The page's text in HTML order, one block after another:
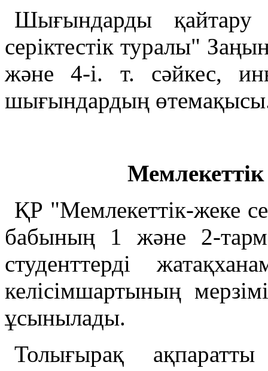
Шығындарды қайтару
серіктестік туралы"
және 4-і. т. сәйкес,
шығындардың
ҚР "Мемлекеттік-жеке
бабының 1 және 2-
студенттерді
келісімшартының
ұсынылады.
Толығырақ